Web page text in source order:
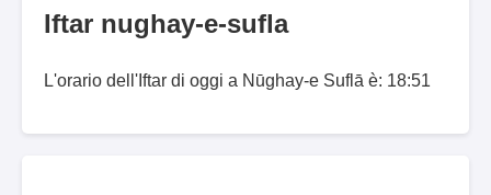
Iftar nughay-e-sufla
L'orario dell'Iftar di oggi a Nūghay-e Suflā è: 18:51